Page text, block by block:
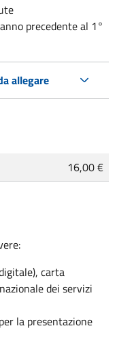
precedente al 1°
allegare
16,00 €
carta
dei servizi
la presentazione